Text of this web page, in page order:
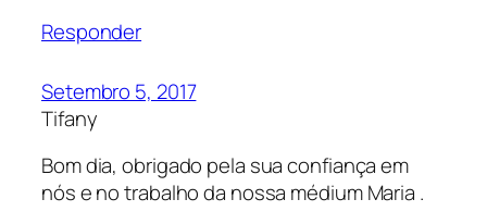
Responder
Setembro 5, 2017
Tifany
Bom dia, obrigado pela sua confiança em
nós e no trabalho da nossa médium Maria .